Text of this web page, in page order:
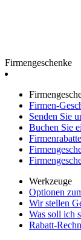
Firmengeschenke
Firmen-
Senden Sie
Buchen Sie
Firmenrabatte
Werkzeuge
Optionen
Wir stellen
Was soll ich
Rabatt-